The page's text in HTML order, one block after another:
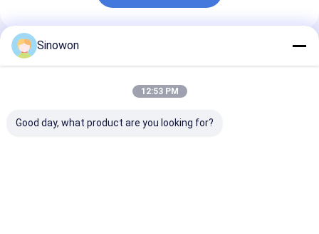
Geadviseerde Producten
Sinowon
12:53 PM
Good day, what product are you looking for?